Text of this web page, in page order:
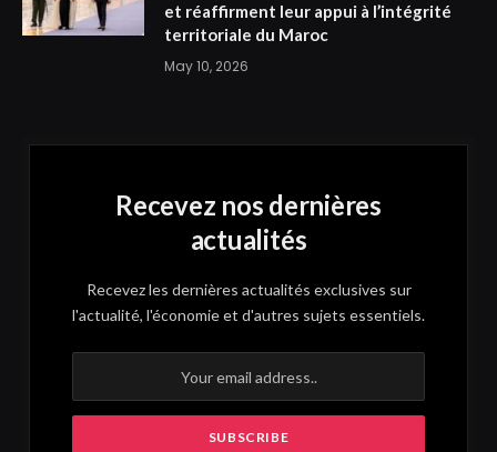
et réaffirment leur appui à l’intégrité
territoriale du Maroc
May 10, 2026
Recevez nos dernières
actualités
Recevez les dernières actualités exclusives sur
l'actualité, l'économie et d'autres sujets essentiels.